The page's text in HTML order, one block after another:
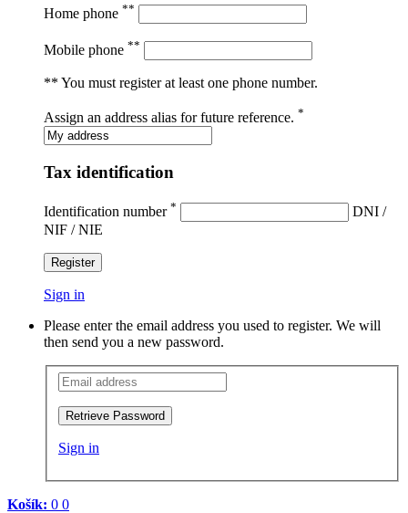
Home phone **
Mobile phone **
** You must register at least one phone number.
Assign an address alias for future reference. *
Tax identification
Identification number *
DNI /
NIF / NIE
Register
Sign in
Please enter the email address you used to register. We will
then send you a new password.
Retrieve Password
Sign in
Košík: 0 0